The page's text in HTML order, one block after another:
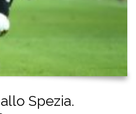
Spezia.